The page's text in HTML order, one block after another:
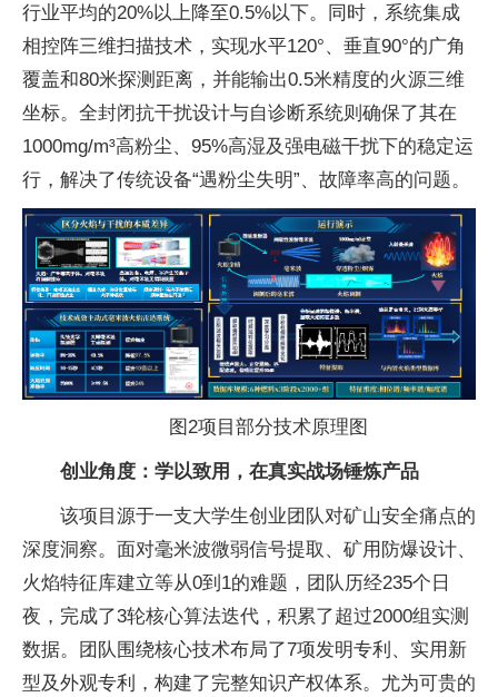
行业平均的20%以上降至0.5%以下。同时，系统集成
相控阵三维扫描技术，实现水平120°、垂直90°的广角
覆盖和80米探测距离，并能输出0.5米精度的火源三维
坐标。全封闭抗干扰设计与自诊断系统则确保了其在
1000mg/m³高粉尘、95%高湿及强电磁干扰下的稳定运
行，解决了传统设备“遇粉尘失明”、故障率高的问题。
图2项目部分技术原理图
创业角度：学以致用，在真实战场锤炼产品
该项目源于一支大学生创业团队对矿山安全痛点的
深度洞察。面对毫米波微弱信号提取、矿用防爆设计、
火焰特征库建立等从0到1的难题，团队历经235个日
夜，完成了3轮核心算法迭代，积累了超过2000组实测
数据。团队围绕核心技术布局了7项发明专利、实用新
型及外观专利，构建了完整知识产权体系。尤为可贵的